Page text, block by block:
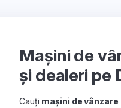
Mașini de
și dealeri pe
Cauți mașini de vânzare